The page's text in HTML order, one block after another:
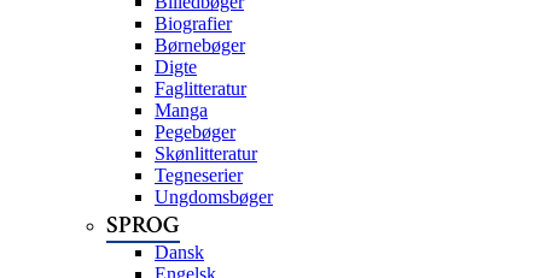
Biografier
Børnebøger
Digte
Faglitteratur
Manga
Pegebøger
Skønlitteratur
Tegneserier
Ungdomsbøger
SPROG
Dansk